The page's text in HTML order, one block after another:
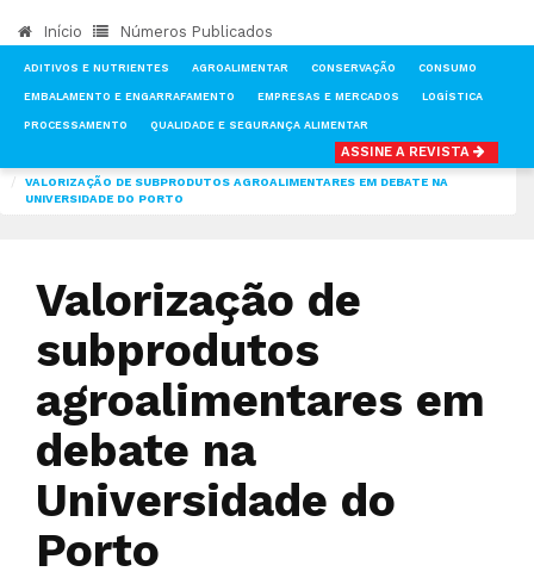
Início Números Publicados
ADITIVOS E NUTRIENTES AGROALIMENTAR CONSERVAÇÃO CONSUMO
EMBALAMENTO E ENGARRAFAMENTO EMPRESAS E MERCADOS LOGÍSTICA
PROCESSAMENTO QUALIDADE E SEGURANÇA ALIMENTAR
ASSINE A REVISTA
VALORIZAÇÃO DE SUBPRODUTOS AGROALIMENTARES EM DEBATE NA
UNIVERSIDADE DO PORTO
Valorização de
subprodutos
agroalimentares em
debate na
Universidade do
Porto